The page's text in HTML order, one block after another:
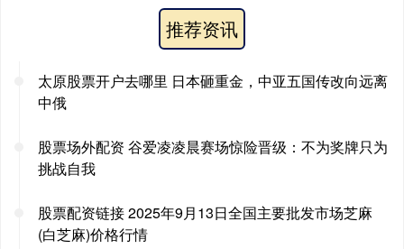
推荐资讯
太原股票开户去哪里 日本砸重金，中亚五国传改向远离
中俄
股票场外配资 谷爱凌凌晨赛场惊险晋级：不为奖牌只为
挑战自我
股票配资链接 2025年9月13日全国主要批发市场芝麻
(白芝麻)价格行情